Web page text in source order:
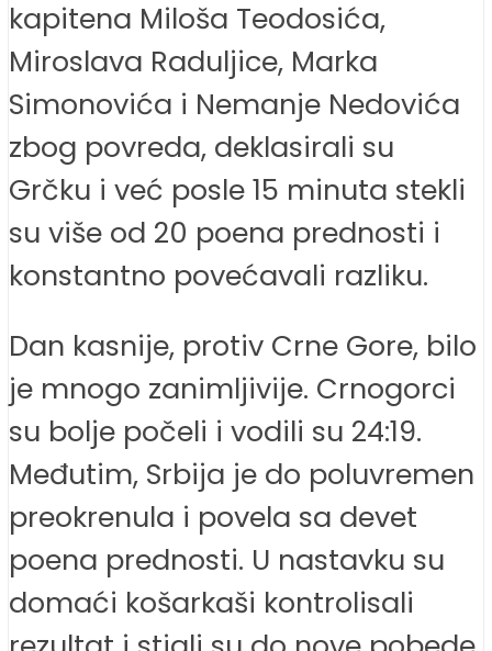
kapitena Miloša Teodosića,
Miroslava Raduljice, Marka
Simonovića i Nemanje Nedovića
zbog povreda, deklasirali su
Grčku i već posle 15 minuta stekli
su više od 20 poena prednosti i
konstantno povećavali razliku.
Dan kasnije, protiv Crne Gore, bilo
je mnogo zanimljivije. Crnogorci
su bolje počeli i vodili su 24:19.
Međutim, Srbija je do poluvremen
preokrenula i povela sa devet
poena prednosti. U nastavku su
domaći košarkaši kontrolisali